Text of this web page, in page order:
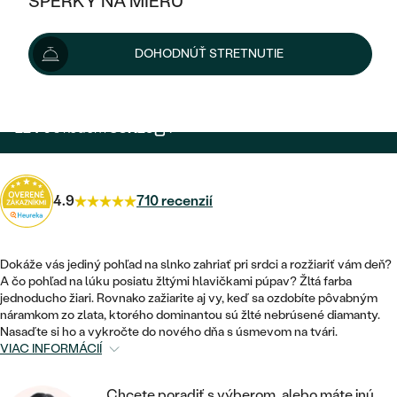
KOMBINOVANÉ ZLATO
PODĽA ŠTÝLU
BEZ KAMEŇA
ETERNITY
VYKROJENÉ
VINTAGE
NETRADIČNÉ
TEPANÉ
POSTRANNÉ DRAHOKAMY
HALO
VINTAGE
SET ZÁSNUBNÉHO PRSTEŇA A
OBRÚČOK
NETRADIČNÉ
ZOSTAVTE SI PRSTEŇ
ZAČAŤ S PRSTEŇOM
VÝPREDAJ
ŠPERKY ČO POMÁHAJÚ
PODĽA TYPU
NÁUŠNICE
PRSTENE
PRÍVESKY
NÁRAMKY
SETY
PÁNSKE ŠPERKY
PLATINOVÉ
NAPICHOVACIE
KRUHOVÉ
VISIACE
SOLITÉR
ZLATÉ
STRIEBORNÉ
PODĽA ŠTÝLU
SOLITÉR
NARODENIE DIEŤAŤA
PERSONALIZOVANÉ
SO ZNAMENÍM ZVEROKRUHU
VÝPREDAJ
ZLATÉ
STRIEBORNÉ
PLATINOVÉ
PODĽA ŠTÝLU
ETERNITY
MINIMALISTICKÉ
DOHODNÚŤ STRETNUTIE
299 €
Šperk máme skladom. Doručíme vám ho do 48 hod.
Možnosti doručenia
224 €s kódomSUN25 .
4.9 710 recenzií
Dokáže vás jediný pohľad na slnko zahriať pri srdci a rozžiariť vám deň?
A čo pohľad na lúku posiatu žltými hlavičkami púpav? Žltá farba
jednoducho žiari. Rovnako zažiarite aj vy, keď sa ozdobíte pôvabným
náramkom zo zlata, ktorého dominantou sú žlté nebrúsené diamanty.
Nasaďte si ho a vykročte do nového dňa s úsmevom na tvári.
VIAC INFORMÁCIÍ